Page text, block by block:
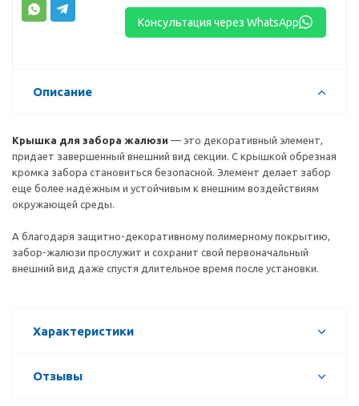
Консультация через WhatsApp
Описание
Крышка для забора жалюзи — это декоративный элемент,
придает завершенный внешний вид секции. С крышкой обрезная
кромка забора становиться безопасной. Элемент делает забор
еще более надёжным и устойчивым к внешним воздействиям
окружающей среды.
А благодаря защитно-декоративному полимерному покрытию,
забор-жалюзи прослужит и сохранит свой первоначальный
внешний вид даже спустя длительное время после установки.
Характеристики
Отзывы